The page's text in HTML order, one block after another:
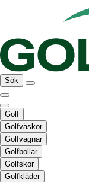
Sök
Golf
Golfväskor
Golfvagnar
Golfbollar
Golfskor
Golfkläder